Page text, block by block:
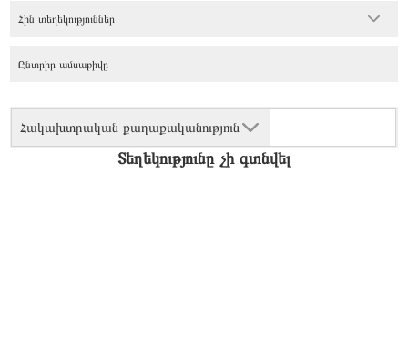
Հակախտրական քաղաքականություն
Հին տեղեկություններ
Տեղեկությունը չի գտնվել